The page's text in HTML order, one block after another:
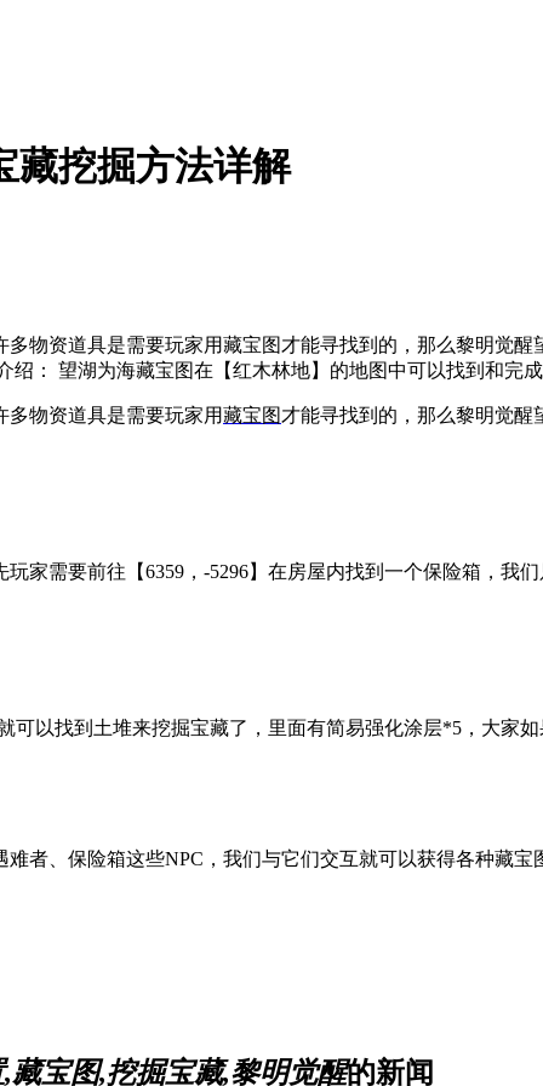
藏挖掘方法详解
物资道具是需要玩家用藏宝图才能寻找到的，那么黎明觉
： 望湖为海藏宝图在【红木林地】的地图中可以找到和完成
多物资道具是需要玩家用藏宝图才能寻找到的，那么黎明觉醒
家需要前往【6359，-5296】在房屋内找到一个保险箱，我
可以找到土堆来挖掘宝藏了，里面有简易强化涂层*5，大家
者、保险箱这些NPC，我们与它们交互就可以获得各种藏
宝图,挖掘宝藏,黎明觉醒的新闻